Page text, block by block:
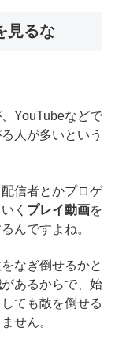
見るな
YouTubeなどで
人が多いという
信者とかプロゲ
く プレイ動画を
んですよね。
なぎ倒せるかと
があるからで、始
ても敵を倒せる
せん。